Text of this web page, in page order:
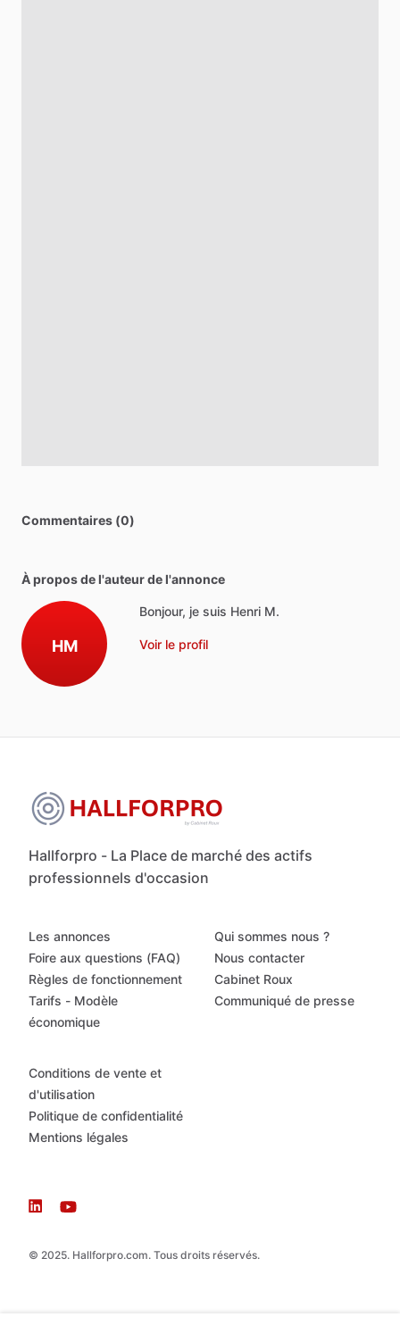
Commentaires (0)
À propos de l'auteur de l'annonce
HM
Bonjour, je suis Henri M.
Voir le profil
Hallforpro - La Place de marché des actifs
professionnels d'occasion
© 2025. Hallforpro.com. Tous droits réservés.
Les annonces
Foire aux questions (FAQ)
Règles de fonctionnement
Tarifs - Modèle
économique
Qui sommes nous ?
Nous contacter
Cabinet Roux
Communiqué de presse
Conditions de vente et
d'utilisation
Politique de confidentialité
Mentions légales